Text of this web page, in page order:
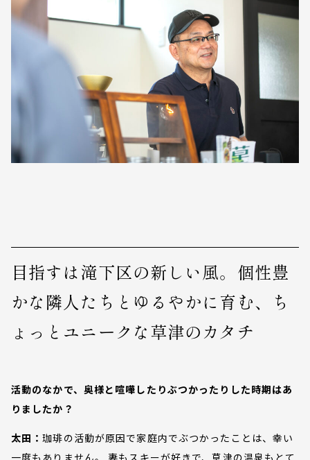
目指すは滝下区の新しい風。個性豊
かな隣人たちとゆるやかに育む、ち
ょっとユニークな草津のカタチ
活動のなかで、奥様と喧嘩したりぶつかったりした時期はあ
りましたか？
太田：珈琲の活動が原因で家庭内でぶつかったことは、幸い
一度もありません。 妻もスキーが好きで、草津の温泉もとて